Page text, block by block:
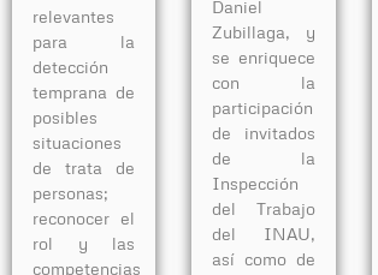
relevantes
para la
detección
temprana de
posibles
situaciones
de trata de
personas;
reconocer el
rol y las
competencias
Daniel
Zubillaga, y
se enriquece
con la
participación
de invitados
de la
Inspección
del Trabajo
del INAU,
así como de